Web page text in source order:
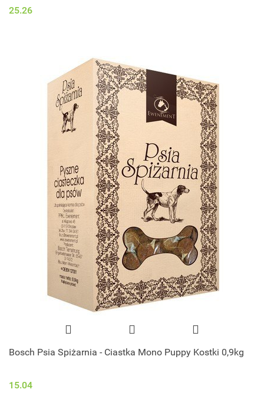
25.26
Bosch Psia Spiżarnia - Ciastka Mono Puppy Kostki 0,9kg
15.04